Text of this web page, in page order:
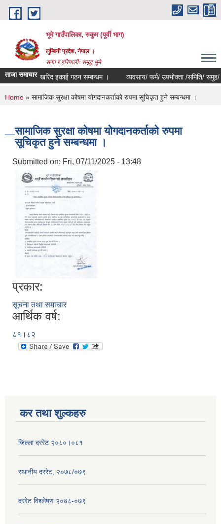
Skip to main content
भूमे गाउँपालिका, रुकुम (पूर्वी भाग)
लुम्बिनी प्रदेश, नेपाल ।
सफा र हरियालीः समृद्ध भूमे
ताजा समाचारखरिद इकाई गठन सम्बन्धम । व्यवसाय/ फर्म/ उपभोक्ता /समिति/ समुह/
You are here
Home » सामाजिक सुरक्षा कोषमा योगदानकर्ताको रुपमा सूचिकृत हुने सम्बन्धमा ।
सामाजिक सुरक्षा कोषमा योगदानकर्ताको रुपमा
सूचिकृत हुने सम्बन्धमा ।
Submitted on: Fri, 07/11/2025 - 13:48
प्रकार:
सूचना तथा समाचार
आर्थिक वर्ष:
८१।८२
कर तथा शुल्कहरु
जिल्ला दररेट २०८०।०८१
स्थानीय दररेट, २०७८/०७९
दररेट विश्लेषण २०७८-०७९